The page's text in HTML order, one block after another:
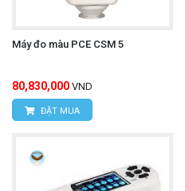
Máy đo màu PCE CSM 5
80,830,000 VND
ĐẶT MUA